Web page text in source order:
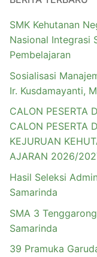
SMK Kehutanan
Nasional Integrasi
Pembelajaran
Sosialisasi
Ir. Kusdamayanti,
CALON PESERTA
CALON PESERTA
KEJURUAN
AJARAN 2026/
Hasil Seleksi
Samarinda
SMA 3
Samarinda
39 Pramuka